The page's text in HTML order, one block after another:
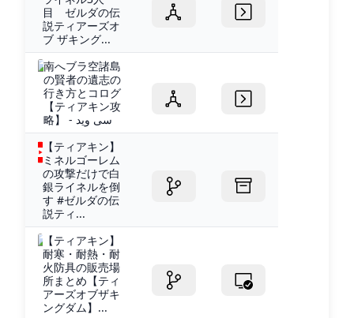
目 ゼルダの伝
説ティアーズオ
ブ ザキング...
南へブラ空諸島
の賢者の遺志の
行き方とコログ
【ティアキン攻
略】 - سی وید
【ティアキン】
ミネルゴーレム
の攻撃だけで白
銀ライネルを倒
す #ゼルダの伝
説ティ...
【ティアキン】
耐寒・耐熱・耐
火防具の販売場
所まとめ【ティ
アーズオブザキ
ングダム】...